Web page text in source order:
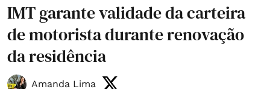
IMT garante validade da carteira
de motorista durante renovação
da residência
Amanda Lima